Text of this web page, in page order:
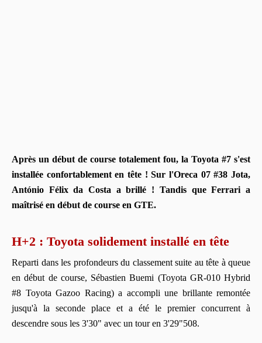
Après un début de course totalement fou, la Toyota #7 s'est
installée confortablement en tête ! Sur l'Oreca 07 #38 Jota,
António Félix da Costa a brillé ! Tandis que Ferrari a
maîtrisé en début de course en GTE.
H+2 : Toyota solidement installé en tête
Reparti dans les profondeurs du classement suite au tête à queue
en début de course, Sébastien Buemi (Toyota GR-010 Hybrid
#8 Toyota Gazoo Racing) a accompli une brillante remontée
jusqu'à la seconde place et a été le premier concurrent à
descendre sous les 3'30" avec un tour en 3'29"508.